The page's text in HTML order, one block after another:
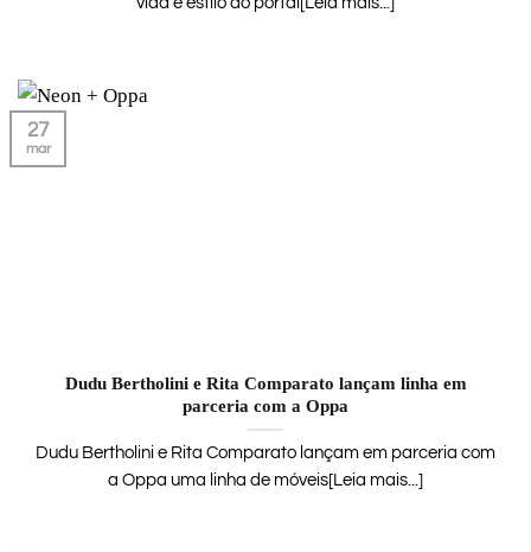
Dudu Bertholini e Rita Comparato lançam linha em
parceria com a Oppa
Dudu Bertholini e Rita Comparato lançam em parceria com
a Oppa uma linha de móveis[Leia mais...]
27
mar